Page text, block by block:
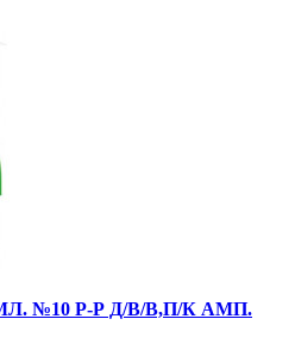
№10 Р-Р Д/В/В,П/К АМП.